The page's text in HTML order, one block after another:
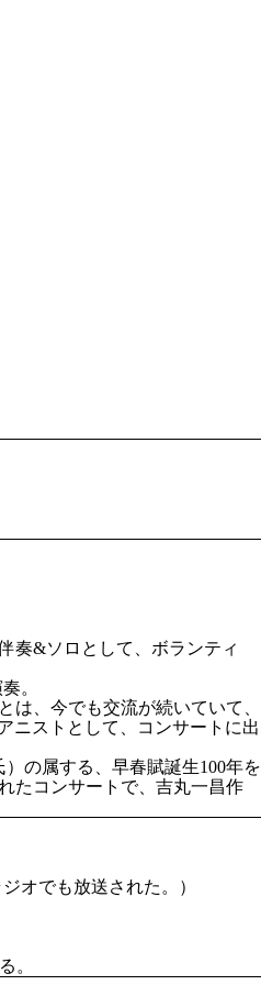
奏&ソロとして、ボランティ
。
は、今でも交流が続いていて、
ニストとして、コンサートに出
の属する、早春賦誕生100年を
たコンサートで、吉丸一昌作
オでも放送された。）
。